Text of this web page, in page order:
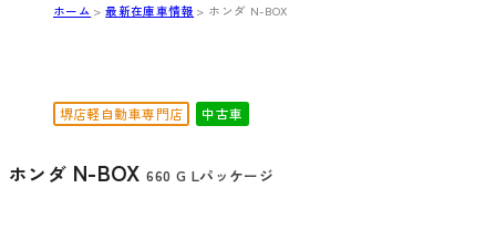
ホーム 最新在庫車情報 ホンダ N-BOX
堺店軽自動車専門店 中古車
ホンダ N-BOX660 G Lパッケージ